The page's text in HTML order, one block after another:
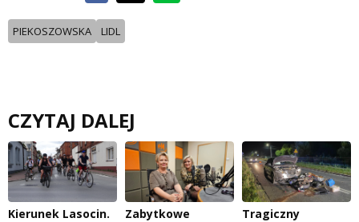
PIEKOSZOWSKA LIDL
CZYTAJ DALEJ
Kierunek Lasocin.
Zabytkowe
Tragiczny